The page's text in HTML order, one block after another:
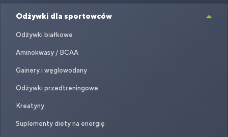
Odżywki dla sportowców
Odżywki białkowe
Aminokwasy / BCAA
Gainery i węglowodany
Odżywki przedtreningowe
Kreatyny
Suplementy diety na energię